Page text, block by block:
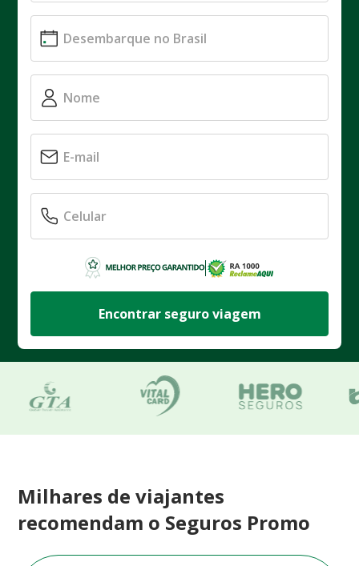
Encontrar seguro viagem
Milhares de viajantes
recomendam o Seguros Promo